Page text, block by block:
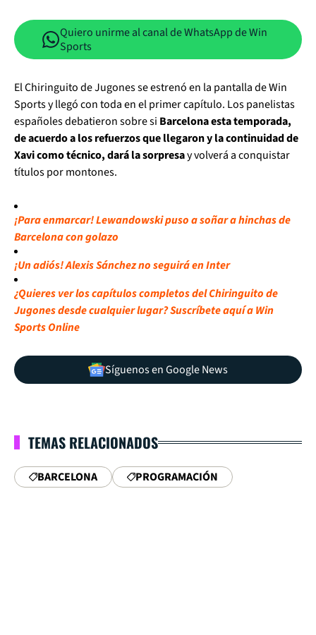
Quiero unirme al canal de WhatsApp de Win
Sports
El Chiringuito de Jugones se estrenó en la pantalla de Win
Sports y llegó con toda en el primer capítulo. Los panelistas
españoles debatieron sobre si Barcelona esta temporada,
de acuerdo a los refuerzos que llegaron y la continuidad de
Xavi como técnico, dará la sorpresay volverá a conquistar
títulos por montones.
¡Para enmarcar! Lewandowski puso a soñar a hinchas de
Barcelona con golazo
¡Un adiós! Alexis Sánchez no seguirá en Inter
¿Quieres ver los capítulos completos del Chiringuito de
Jugones desde cualquier lugar? Suscríbete aquí a Win
Sports Online
Síguenos en Google News
TEMAS RELACIONADOS
BARCELONA PROGRAMACIÓN